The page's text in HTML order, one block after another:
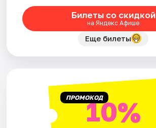
Билеты со скидкой
на Яндекс Афише
Еще билеты
ПРОМОКОД10%